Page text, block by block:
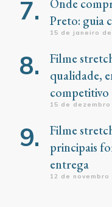
Onde
Preto: guia
15 de janeiro de
Filme
qualidade,
competitivo
15 de dezembro
Filme
principais
entrega
12 de novembro